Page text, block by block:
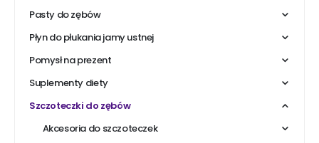
Pasty do zębów
Płyn do płukania jamy ustnej
Pomysł na prezent
Suplementy diety
Szczoteczki do zębów
Akcesoria do szczoteczek